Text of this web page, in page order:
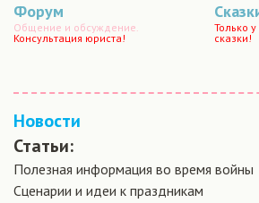
Форум
Общение и обсуждение.
Консультация юриста!
Только
сказки!
Новости
Статьи:
Полезная информация во время войны
Сценарии и идеи к праздникам